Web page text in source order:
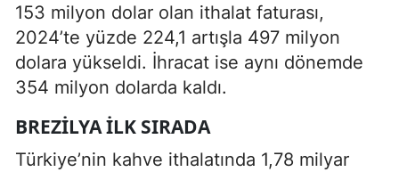
153 milyon dolar olan ithalat faturası,
2024’te yüzde 224,1 artışla 497 milyon
dolara yükseldi. İhracat ise aynı dönemde
354 milyon dolarda kaldı.
BREZILYA ILK SIRADA
Türkiye’nin kahve ithalatında 1,78 milyar